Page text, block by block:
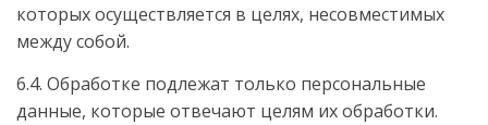
которых осуществляется в целях, несовместимых
между собой.
6.4. Обработке подлежат только персональные
данные, которые отвечают целям их обработки.